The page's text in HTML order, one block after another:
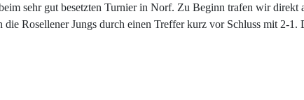
sehr gut besetzten Turnier in Norf. Zu Beginn trafen wir direkt
Rosellener Jungs durch einen Treffer kurz vor Schluss mit 2-1.